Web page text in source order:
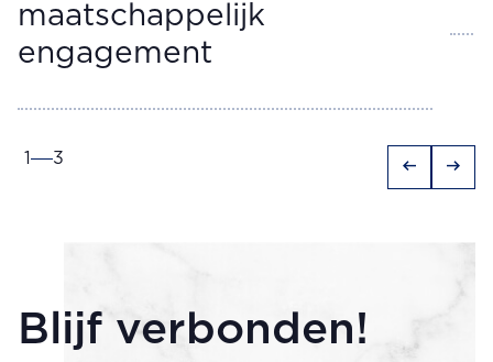
maatschappelijk
engagement
1 3 arrow_left_alt arrow_right_alt
Blijf verbonden!